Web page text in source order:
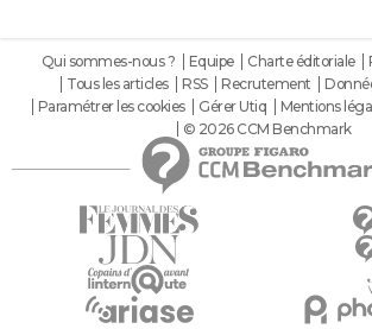
Qui sommes-nous ? Equipe Charte éditoriale
Tous les articles
RSS Recrutement
Paramétrer les cookies
Gérer Utiq Mentions
© 2026 CCM Benchmark